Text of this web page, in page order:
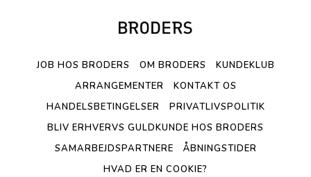
JOB HOS BRODERS OM BRODERS
KUNDEKLUB
ARRANGEMENTER
KONTAKT OS
HANDELSBETINGELSER
PRIVATLIVSPOLITIK
BLIV ERHVERVS GULDKUNDE HOS BRODERS
SAMARBEJDSPARTNERE
ÅBNINGSTIDER
HVAD ER EN COOKIE?